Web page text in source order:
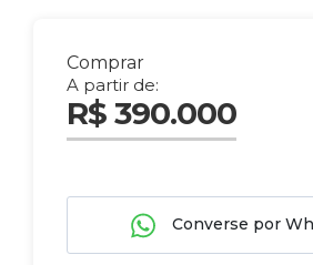
Comprar
A partir de:
R$ 390.000
Converse por